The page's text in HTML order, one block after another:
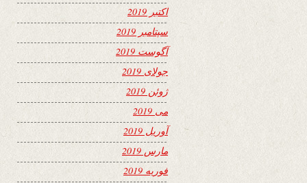
اکتبر 2019
سپتامبر 2019
آگوست 2019
جولای 2019
ژوئن 2019
می 2019
آوریل 2019
مارس 2019
فوریه 2019